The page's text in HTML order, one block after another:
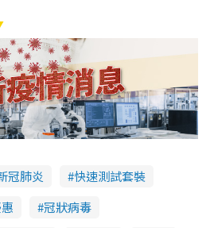
冠肺炎
快速測試套裝
冠狀病毒